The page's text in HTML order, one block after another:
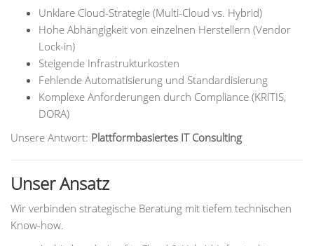
Unklare Cloud-Strategie (Multi-Cloud vs. Hybrid)
Hohe Abhängigkeit von einzelnen Herstellern (Vendor
Lock-in)
Steigende Infrastrukturkosten
Fehlende Automatisierung und Standardisierung
Komplexe Anforderungen durch Compliance (KRITIS,
DORA)
Unsere Antwort: Plattformbasiertes IT Consulting
Unser Ansatz
Wir verbinden strategische Beratung mit tiefem technischen
Know-how.